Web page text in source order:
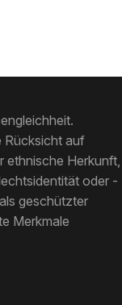
Rücksicht auf
ethnische Herkunft,
oder -
geschützter
Merkmale